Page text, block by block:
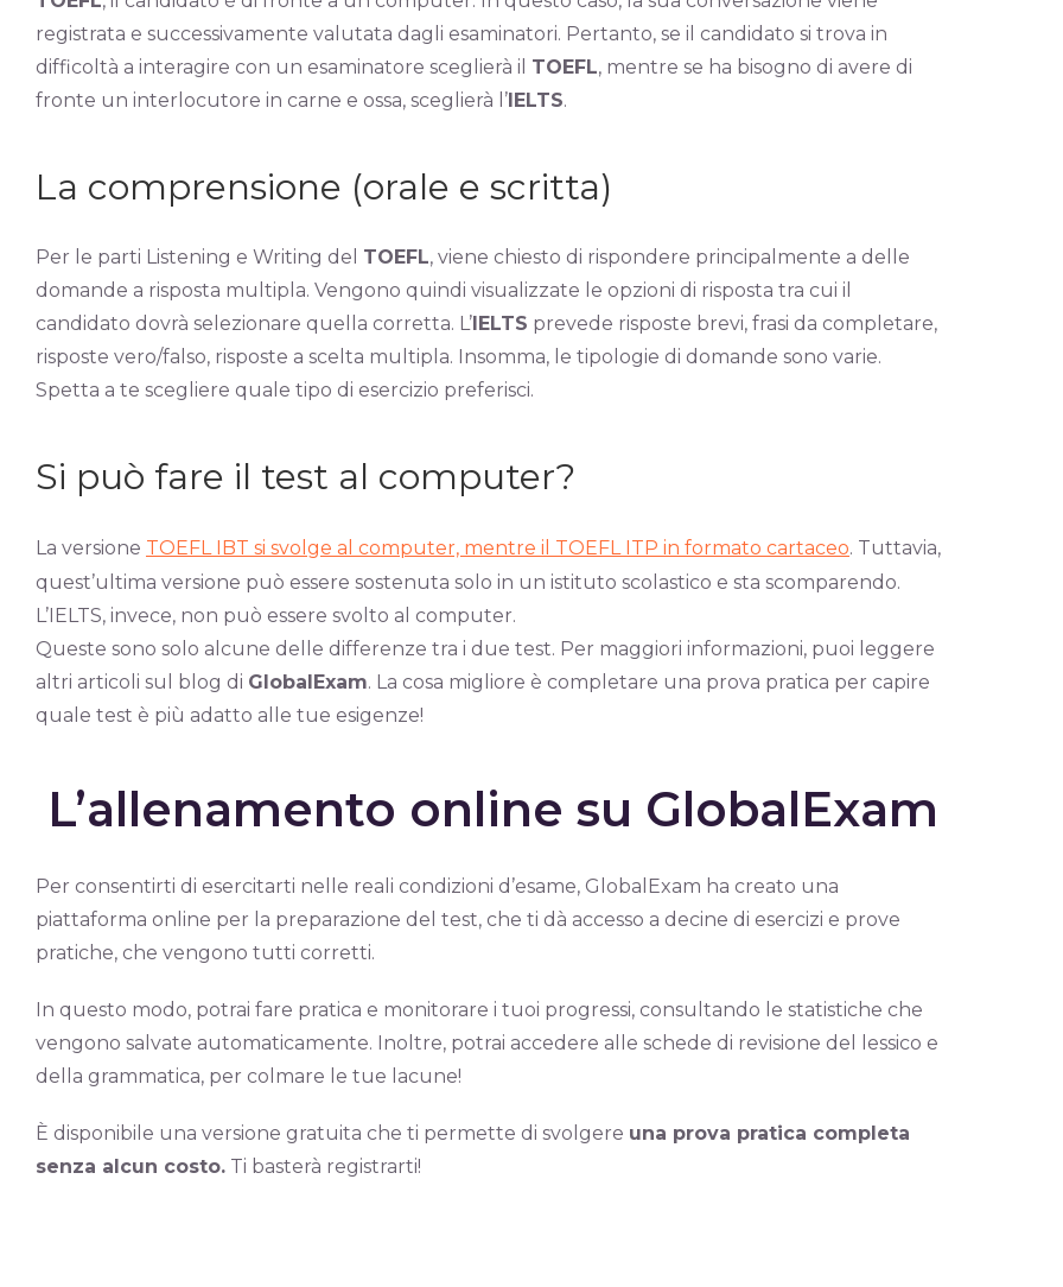
registrata e successivamente valutata dagli esaminatori. Pertanto, se il candidato si trova in
difficoltà a interagire con un esaminatore sceglierà il TOEFL, mentre se ha bisogno di avere di
fronte un interlocutore in carne e ossa, sceglierà l’IELTS.
La comprensione (orale e scritta)
Per le parti Listening e Writing del TOEFL, viene chiesto di rispondere principalmente a delle
domande a risposta multipla. Vengono quindi visualizzate le opzioni di risposta tra cui il
candidato dovrà selezionare quella corretta. L’IELTS prevede risposte brevi, frasi da completare,
risposte vero/falso, risposte a scelta multipla. Insomma, le tipologie di domande sono varie.
Spetta a te scegliere quale tipo di esercizio preferisci.
Si può fare il test al computer?
La versione TOEFL IBT si svolge al computer, mentre il TOEFL ITP in formato cartaceo. Tuttavia,
quest’ultima versione può essere sostenuta solo in un istituto scolastico e sta scomparendo.
L’IELTS, invece, non può essere svolto al computer.
Queste sono solo alcune delle differenze tra i due test. Per maggiori informazioni, puoi leggere
altri articoli sul blog di GlobalExam. La cosa migliore è completare una prova pratica per capire
quale test è più adatto alle tue esigenze!
L’allenamento online su GlobalExam
Per consentirti di esercitarti nelle reali condizioni d’esame, GlobalExam ha creato una
piattaforma online per la preparazione del test, che ti dà accesso a decine di esercizi e prove
pratiche, che vengono tutti corretti.
In questo modo, potrai fare pratica e monitorare i tuoi progressi, consultando le statistiche che
vengono salvate automaticamente. Inoltre, potrai accedere alle schede di revisione del lessico e
della grammatica, per colmare le tue lacune!
È disponibile una versione gratuita che ti permette di svolgere una prova pratica completa
senza alcun costo. Ti basterà registrarti!